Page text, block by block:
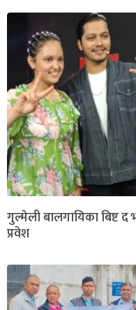
गुल्मेली बालगायिका बिष्ट
प्रवेश